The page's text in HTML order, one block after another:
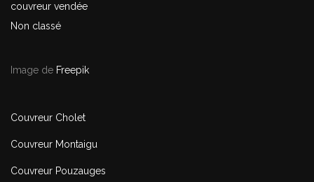
couvreur vendée
Non classé
Image de Freepik
Couvreur Cholet
Couvreur Montaigu
Couvreur Pouzauges